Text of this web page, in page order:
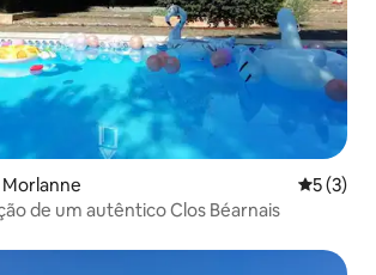
5 de
5 (3)
de um autêntico Clos Béarnais